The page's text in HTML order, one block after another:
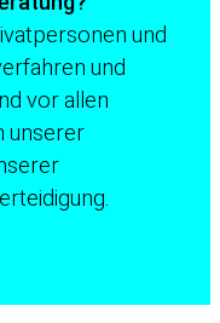
und
und
vor allen
unserer